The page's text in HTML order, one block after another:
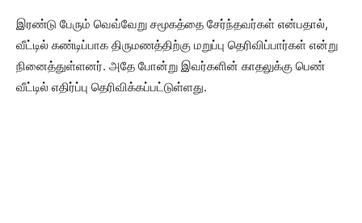
இரண்டு பேரும் வெவ்வேறு சமூகத்தை சேர்ந்தவர்கள் என்பதால்,
வீட்டில் கண்டிப்பாக திருமணத்திற்கு மறுப்பு தெரிவிப்பார்கள் என்று
நினைத்துள்ளனர். அதே போன்று இவர்களின் காதலுக்கு பெண்
வீட்டில் எதிர்ப்பு தெரிவிக்கப்பட்டுள்ளது.